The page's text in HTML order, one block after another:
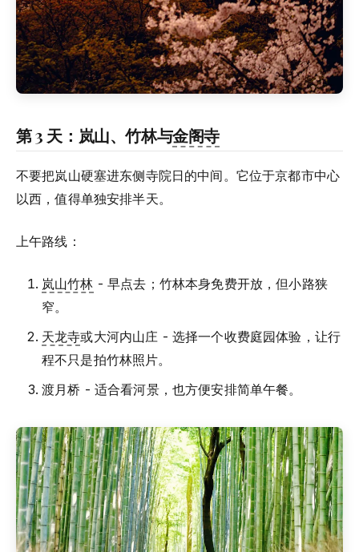
第 3 天：岚山、竹林与金阁寺
不要把岚山硬塞进东侧寺院日的中间。它位于京都市中心
以西，值得单独安排半天。
上午路线：
岚山竹林 - 早点去；竹林本身免费开放，但小路狭
窄。
天龙寺或大河内山庄 - 选择一个收费庭园体验，让行
程不只是拍竹林照片。
渡月桥 - 适合看河景，也方便安排简单午餐。